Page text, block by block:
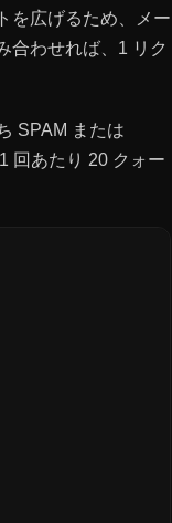
を広げるため、メー
合わせれば、1 リク
SPAM または
回あたり 20 クォー